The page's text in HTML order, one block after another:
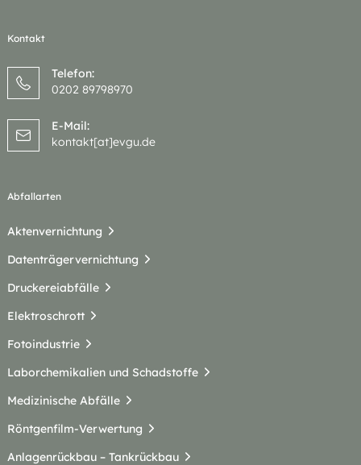
Kontakt
Telefon:
0202 89798970
E-Mail:
kontakt[at]evgu.de
Abfallarten
Aktenvernichtung
Datenträgervernichtung
Druckereiabfälle
Elektroschrott
Fotoindustrie
Laborchemikalien und Schadstoffe
Medizinische Abfälle
Röntgenfilm-Verwertung
Anlagenrückbau – Tankrückbau